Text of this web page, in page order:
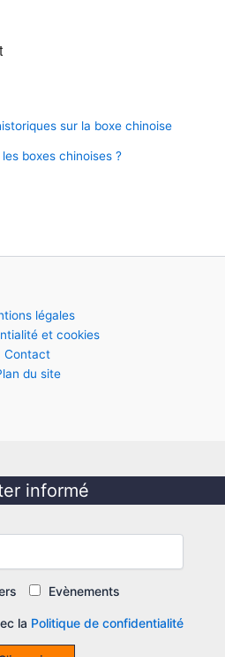
sur la boxe chinoise
boxes chinoises ?
légales
et cookies
Contact
du site
informé
Evènements
la Politique de confidentialité